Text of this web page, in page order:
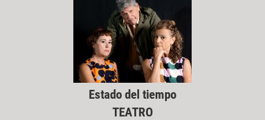
Estado del tiempo
TEATRO